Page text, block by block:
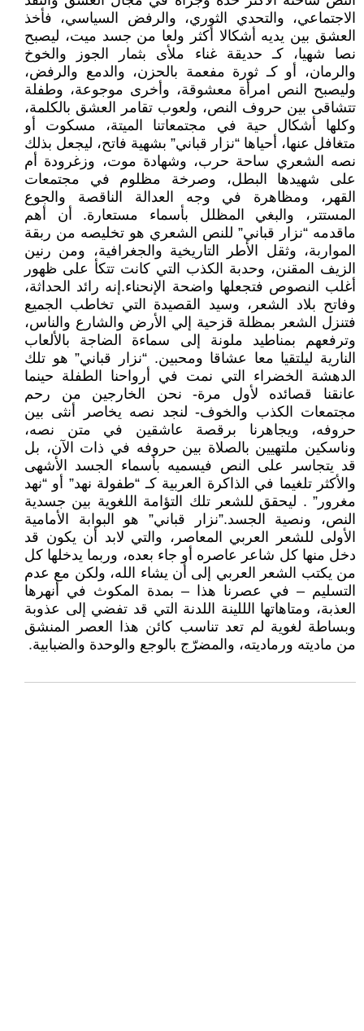
الاجتماعي، والتحدي الثوري، والرفض السياسي، فأخذ
العشق بين يديه أشكالا أكثر ولعا من جسد ميت، ليصبح
نصا شهيا، كـ حديقة غناء ملأى بثمار الجوز والخوخ
والرمان، أو كـ ثورة مفعمة بالحزن، والدمع والرفض،
وليصبح النص امرأة معشوقة، وأخرى موجوعة، وطفلة
تتشاقى بين حروف النص، ولعوب تقامر العشق بالكلمة،
وكلها أشكال حية في مجتمعاتنا الميتة، مسكوت أو
متغافل عنها، أحياها “نزار قباني” بشهية فاتح، ليجعل بذلك
نصه الشعري ساحة حرب، وشهادة موت، وزغرودة أم
على شهيدها البطل، وصرخة مظلوم في مجتمعات
القهر، ومظاهرة في وجه العدالة الناقصة والجوع
المستتر، والبغي المظلل بأسماء مستعارة. أن أهم
ماقدمه “نزار قباني” للنص الشعري هو تخليصه من ربقة
المواربة، وثقل الأطر التاريخية والجغرافية، ومن رنين
الزيف المقنن، وحدبة الكذب التي كانت تتكأ على ظهور
أغلب النصوص فتجعلها واضحة الإنحناء.إنه رائد الحداثة،
وفاتح بلاد الشعر، وسيد القصيدة التي تخاطب الجميع
فتنزل الشعر بمظلة قزحية إلي الأرض والشارع والناس،
وترفعهم بمناطيد ملونة إلى سماءة الضاجة بالألعاب
النارية ليلتقيا معا عشاقا ومحبين. “نزار قباني” هو تلك
الدهشة الخضراء التي نمت في أرواحنا الطفلة حينما
عانقنا قصائده لأول مرة- نحن الخارجين من رحم
مجتمعات الكذب والخوف- لنجد نصه يخاصر أنثى بين
حروفه، ويجاهرنا برقصة عاشقين في متن نصه،
وناسكين ملتهيين بالصلاة بين حروفه في ذات الآن، بل
قد يتجاسر على النص فيسميه بأسماء الجسد الأشهى
والأكثر تلغيما في الذاكرة العربية كـ “طفولة نهد” أو “نهد
مغرور” . ليحقق للشعر تلك التؤامة اللغوية بين جسدية
النص، ونصية الجسد.”نزار قباني” هو البوابة الأمامية
الأولى للشعر العربي المعاصر، والتي لابد أن يكون قد
دخل منها كل شاعر عاصره أو جاء بعده، وربما يدخلها كل
من يكتب الشعر العربي إلى أن يشاء الله، ولكن مع عدم
التسليم – في عصرنا هذا – بمدة المكوث في أنهرها
العذبة، ومتاهاتها الللينة اللدنة التي قد تفضي إلى عذوبة
وبساطة لغوية لم تعد تناسب كائن هذا العصر المنشق
من ماديته ورماديته، والمضرّج بالوجع والوحدة والضبابية.